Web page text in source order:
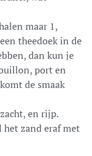
maar 1,
theedoek in de
dan kun je
port en
de smaak
en rijp.
het zand eraf met